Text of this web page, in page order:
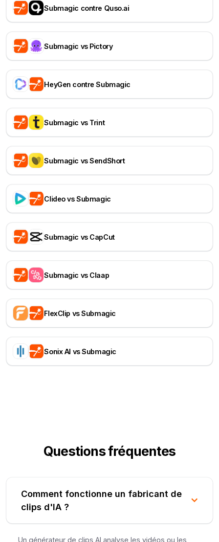
Submagic contre Quso.ai
Submagic vs Pictory
HeyGen contre Submagic
Submagic vs Trint
Submagic vs SendShort
Clideo vs Submagic
Submagic vs CapCut
Submagic vs Claap
FlexClip vs Submagic
Sonix AI vs Submagic
Questions fréquentes
Comment fonctionne un fabricant de
clips d'IA ?
Un générateur de clips AI analyse les vidéos ou les